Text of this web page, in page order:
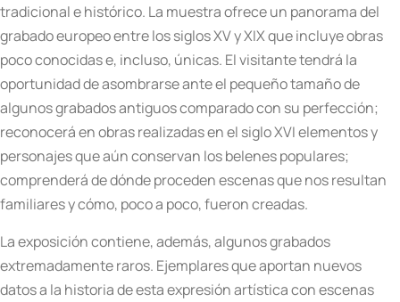
tradicional e histórico. La muestra ofrece un panorama del
grabado europeo entre los siglos XV y XIX que incluye obras
poco conocidas e, incluso, únicas. El visitante tendrá la
oportunidad de asombrarse ante el pequeño tamaño de
algunos grabados antiguos comparado con su perfección;
reconocerá en obras realizadas en el siglo XVI elementos y
personajes que aún conservan los belenes populares;
comprenderá de dónde proceden escenas que nos resultan
familiares y cómo, poco a poco, fueron creadas.
La exposición contiene, además, algunos grabados
extremadamente raros. Ejemplares que aportan nuevos
datos a la historia de esta expresión artística con escenas